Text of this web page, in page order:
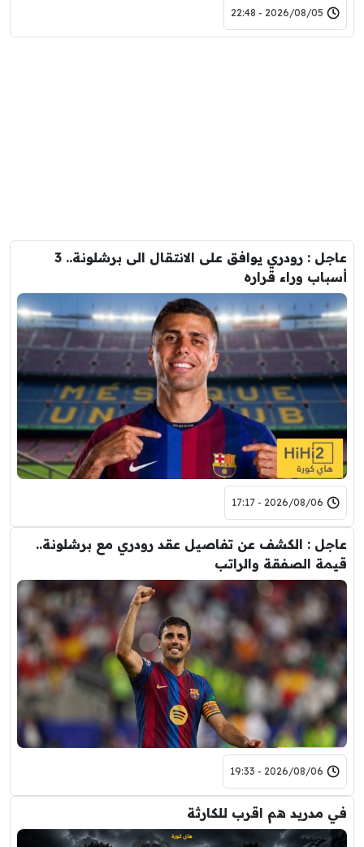
2026/08/05 - 22:48
عاجل : رودري يوافق على الانتقال الى برشلونة.. 3
أسباب وراء قراره
2026/08/06 - 17:17
عاجل : الكشف عن تفاصيل عقد رودري مع برشلونة..
قيمة الصفقة والراتب
2026/08/06 - 19:33
في مدريد هم اقرب للكارثة